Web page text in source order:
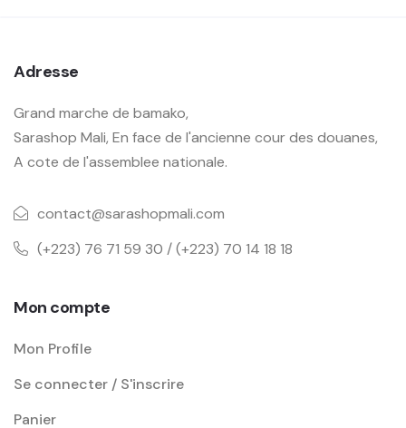
Adresse
Grand marche de bamako,
Sarashop Mali, En face de l'ancienne cour des douanes,
A cote de l'assemblee nationale.
contact@sarashopmali.com
(+223) 76 71 59 30 / (+223) 70 14 18 18
Mon compte
Mon Profile
Se connecter / S'inscrire
Panier